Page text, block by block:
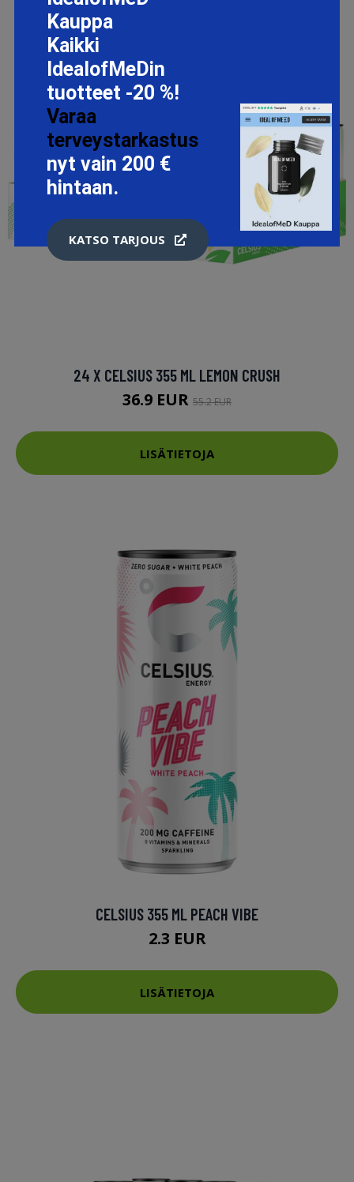
24 X CELSIUS 355 ML LEMON CRUSH
36.9 EUR 55.2 EUR
LISÄTIETOJA
CELSIUS 355 ML PEACH VIBE
2.3 EUR
LISÄTIETOJA
Kauppa
Kaikki
IdealofMeDin
tuotteet -20 %!
Varaa
terveystarkastus
nyt vain 200 €
hintaan.
KATSO TARJOUS